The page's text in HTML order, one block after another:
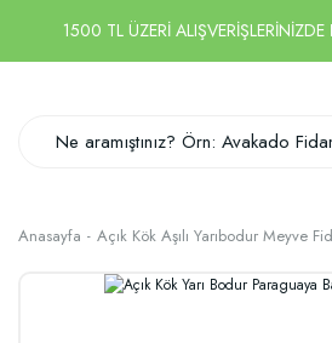
1500 TL ÜZERİ ALIŞVERİŞLERİNİZDE
Anasayfa Açık Kök Aşılı Yarıbodur Meyve